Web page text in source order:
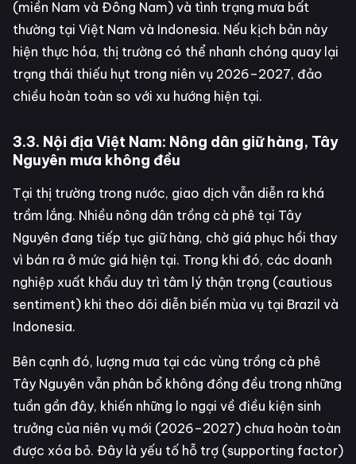
(miền Nam và Đông Nam) và tình trạng mưa bất
thường tại Việt Nam và Indonesia. Nếu kịch bản này
hiện thực hóa, thị trường có thể nhanh chóng quay lại
trạng thái thiếu hụt trong niên vụ 2026–2027, đảo
chiều hoàn toàn so với xu hướng hiện tại.
3.3. Nội địa Việt Nam: Nông dân giữ hàng, Tây
Nguyên mưa không đều
Tại thị trường trong nước, giao dịch vẫn diễn ra khá
trầm lắng. Nhiều nông dân trồng cà phê tại Tây
Nguyên đang tiếp tục giữ hàng, chờ giá phục hồi thay
vì bán ra ở mức giá hiện tại. Trong khi đó, các doanh
nghiệp xuất khẩu duy trì tâm lý thận trọng (cautious
sentiment) khi theo dõi diễn biến mùa vụ tại Brazil và
Indonesia.
Bên cạnh đó, lượng mưa tại các vùng trồng cà phê
Tây Nguyên vẫn phân bổ không đồng đều trong những
tuần gần đây, khiến những lo ngại về điều kiện sinh
trưởng của niên vụ mới (2026–2027) chưa hoàn toàn
được xóa bỏ. Đây là yếu tố hỗ trợ (supporting factor)